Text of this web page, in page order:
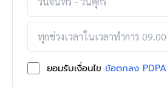
ยอมรับเงื่อนไข ข้อตกลง PDPA